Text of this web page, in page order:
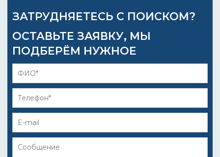
ЗАТРУДНЯЕТЕСЬ С ПОИСКОМ?
ОСТАВЬТЕ ЗАЯВКУ, МЫ
ПОДБЕРЁМ НУЖНОЕ